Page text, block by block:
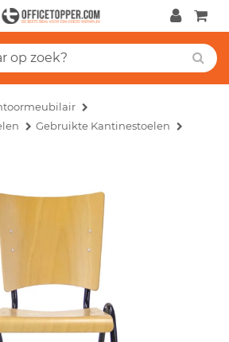
Gebruikte Kantinestoelen